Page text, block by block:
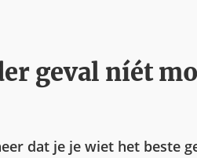
geval níét
dat je je wiet het beste